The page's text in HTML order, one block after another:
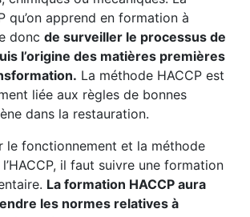
qu’on apprend en formation à
donc de surveiller le processus de
l’origine des matières premières
La méthode HACCP est
liée aux règles de bonnes
dans la restauration.
le fonctionnement et la méthode
il faut suivre une formation
La formation HACCP aura
les normes relatives à